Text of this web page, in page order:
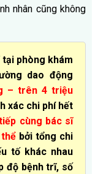
nhân cũng không
phòng khám
dao động
– trên 4 triệu
xác chi phí hết
cùng bác sĩ
bởi tổng chi
tố khác nhau
độ bệnh trĩ, số